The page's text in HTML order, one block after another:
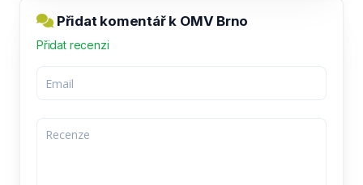
Přidat komentář k OMV Brno
Přidat recenzi